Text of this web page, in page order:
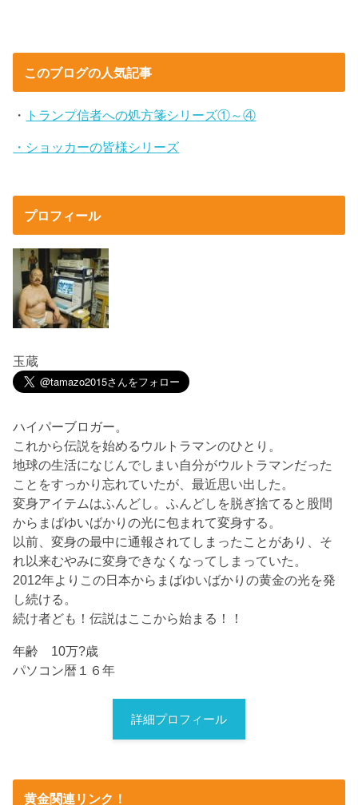
このブログの人気記事
・ トランプ信者への処方箋シリーズ①～④
・ショッカーの皆様シリーズ
プロフィール
玉蔵
ハイパーブロガー。
これから伝説を始めるウルトラマンのひとり。
地球の生活になじんでしまい自分がウルトラマンだった
ことをすっかり忘れていたが、最近思い出した。
変身アイテムはふんどし。ふんどしを脱ぎ捨てると股間
からまばゆいばかりの光に包まれて変身する。
以前、変身の最中に通報されてしまったことがあり、そ
れ以来むやみに変身できなくなってしまっていた。
2012年よりこの日本からまばゆいばかりの黄金の光を発
し続ける。
続け者ども！伝説はここから始まる！！
年齢 10万?歳
パソコン暦１６年
詳細プロフィール
黄金関連リンク！